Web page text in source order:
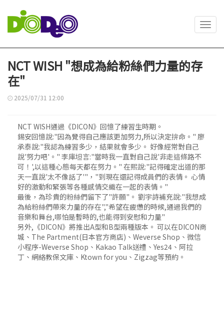
NCT WISH "想成為給粉絲們力量的存
在"
2025/07/31 12:00
NCT WISH通過《DICON》回憶了練習生時期。
錫安回憶說:"因為覺得自己應該更加努力,所以決定拚命。" 廖
承泰說:"我認為練習多少，結果就會多少。 好像經常對自己
說'努力吧'。" 李庫坦言:"當時我一直對自己說'非走這條路不
可！',以這種心態每天都在努力。" 在熙說:"記得確定出道的那
天一直說'太不像話了'"，"到現在還記得成員們的表情。 心情
好的激動和緊張等各種感情交織在一起的表情。"
最後，為珍貴的粉絲們留下了"許願"。 劉宇詩補充說:"我想成
為給粉絲們帶來力量的存在","希望在疲憊的時候,通過我們的
音樂和舞台,哪怕是暫時的,也能得到安慰和力量"
另外,《DICON》將推出A型和B型兩種版本。 可以在DICON商
城、The Partment(日本官方商店)、Weverse Shop、微信
小程序-Weverse Shop、Kakao Talk送禮、Yes24、阿拉
丁、網絡教保文庫、Ktown for you、Zigzag等預約。